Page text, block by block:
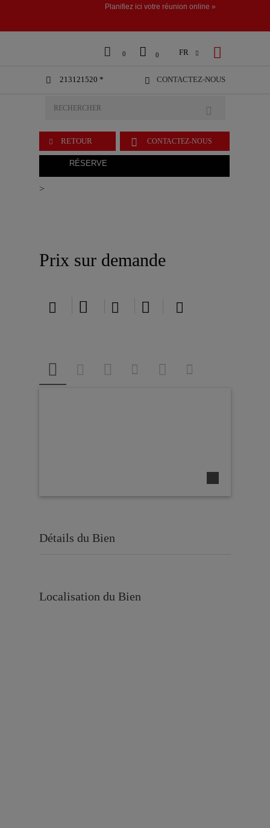
FR  
CONTACTEZ-NOUS
 0  0
 213121520 * 
Planifiez ici votre réunion online »
>
Prix sur demande
    
Détails du Bien
Localisation du Bien
 RETOUR  CONTACTEZ-NOUS
RÉSERVE